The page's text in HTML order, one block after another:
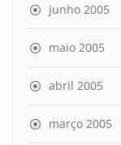
junho 2005
maio 2005
abril 2005
março 2005